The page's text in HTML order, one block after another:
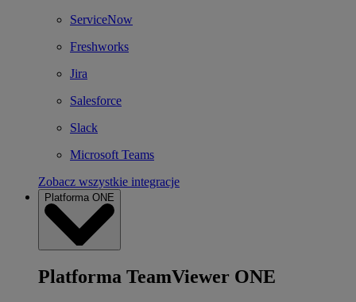
ServiceNow
Freshworks
Jira
Salesforce
Slack
Microsoft Teams
Zobacz wszystkie integracje
Platforma ONE
Platforma TeamViewer ONE